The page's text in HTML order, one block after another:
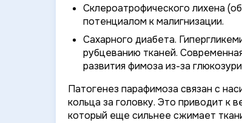
Склероатрофического лихена
потенциалом к малигнизации.
Сахарного диабета.
рубцеванию тканей.
развития фимоза из-за
Патогенез парафимоза связан с
кольца за головку. Это приводит к
который еще сильнее сжимает